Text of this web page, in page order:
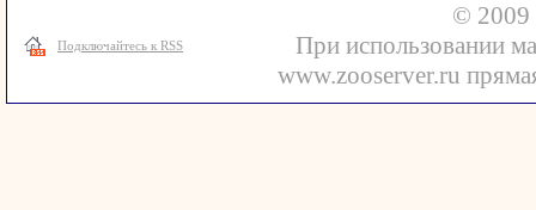
Подключайтесь к RSS
© 2009
При использовании
www.zooserver.ru